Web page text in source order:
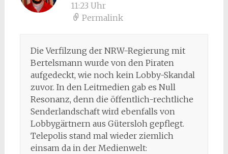
11:23 Uhr
Permalink
Die Verfilzung der NRW-Regierung mit
Bertelsmann wurde von den Piraten
aufgedeckt, wie noch kein Lobby-Skandal
zuvor. In den Leitmedien gab es Null
Resonanz, denn die öffentlich-rechtliche
Senderlandschaft wird ebenfalls von
Lobbygärtnern aus Gütersloh gepflegt.
Telepolis stand mal wieder ziemlich
einsam da in der Medienwelt: